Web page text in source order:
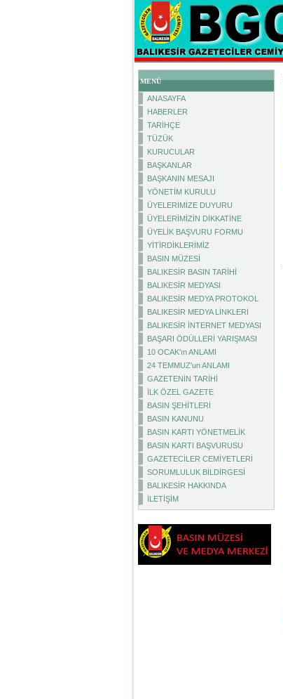
MENÜ
ANASAYFA
HABERLER
TARİHÇE
TÜZÜK
KURUCULAR
BAŞKANLAR
BAŞKANIN MESAJI
YÖNETİM KURULU
ÜYELERİMİZE DUYURU
ÜYELERİMİZİN DİKKATİNE
ÜYELİK BAŞVURU FORMU
YİTİRDİKLERİMİZ
BASIN MÜZESİ
BALIKESİR BASIN TARİHİ
BALIKESİR MEDYASI
BALIKESİR MEDYA PROTOKOL
BALIKESİR MEDYA LİNKLERİ
BALIKESİR İNTERNET MEDYASI
BAŞARI ÖDÜLLERİ YARIŞMASI
10 OCAK'ın ANLAMI
24 TEMMUZ'un ANLAMI
GAZETENİN TARİHİ
İLK ÖZEL GAZETE
BASIN ŞEHİTLERİ
BASIN KANUNU
BASIN KARTI YÖNETMELİK
BASIN KARTI BAŞVURUSU
GAZETECİLER CEMİYETLERİ
SORUMLULUK BİLDİRGESİ
BALIKESİR HAKKINDA
İLETİŞİM